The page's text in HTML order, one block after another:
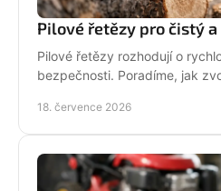
Pilové řetězy pro čistý
Pilové řetězy rozhodují o
bezpečnosti. Poradíme, jak
18. července 2026